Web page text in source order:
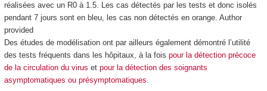
réalisées avec un R0 à 1.5. Les cas détectés par les tests et donc isolés
pendant 7 jours sont en bleu, les cas non détectés en orange. Author
provided
Des études de modélisation ont par ailleurs également démontré l’utilité
des tests fréquents dans les hôpitaux, à la fois pour la détection précoce
de la circulation du virus et pour la détection des soignants
asymptomatiques ou présymptomatiques.